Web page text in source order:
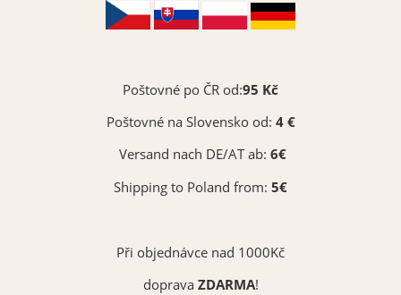
Vybrat Vybrat
Žluto-zelená matná 064
Vybrat
Poštovné po ČR od:95 Kč
Poštovné na Slovensko od: 4 €
Versand nach DE/AT ab: 6€
Shipping to Poland from: 5€
Při objednávce nad 1000Kč
dopravaZDARMA!